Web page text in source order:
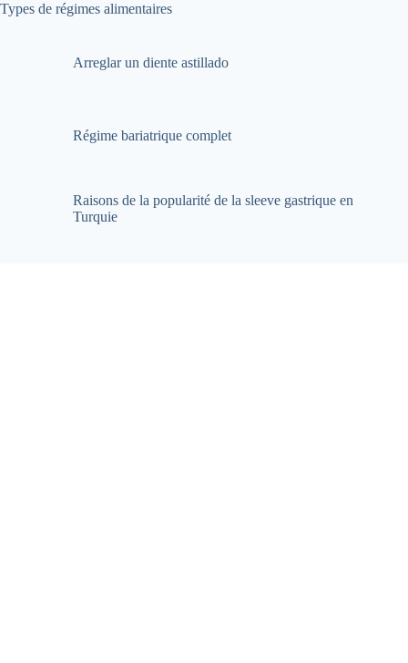
Types de régimes alimentaires
Arreglar un diente astillado
Régime bariatrique complet
Raisons de la popularité de la sleeve gastrique en
Turquie